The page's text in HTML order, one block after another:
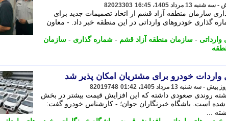
82023303
سازمان منطقه آزاد قشم از اتخاذ تصمیمات جدید برای
گذاری خودروهای وارداتی در این منطقه خبر داد. - معاون
وارداتی - سازمان منطقه آزاد قشم - شماره گذاری - سازمان
واردات خودرو برای مشتریان امکان پذیر شد
82019748
روندی صعودی داشته که این افزایش قیمت بیشتر در بخش
شده است. باشگاه خبرنگاران جوان؛ - کارشناس خودرو گفت:
...